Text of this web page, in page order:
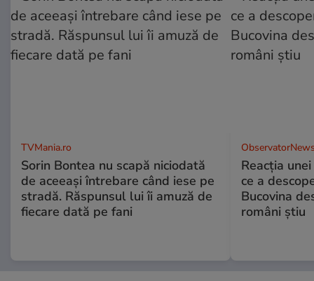
TVMania.ro
Sorin Bontea nu scapă niciodată
de aceeași întrebare când iese pe
stradă. Răspunsul lui îi amuză de
fiecare dată pe fani
Reacția
ce a
Bucovina
români știu